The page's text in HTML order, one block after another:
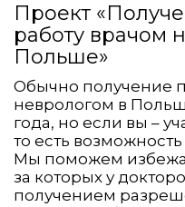
Проект
работу врачом
Польше»
Обычно получение
неврологом в
года, но если вы –
то есть
Мы поможем
за которых у
получением